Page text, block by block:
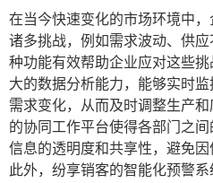
在当今快速变化的市场环境中
诸多挑战，例如需求波动、供
种功能有效帮助企业应对这些
大的数据分析能力，能够实时
需求变化，从而及时调整生产
的协同工作平台使得各部门之
信息的透明度和共享性，避免因
此外，纷享销客的智能化预警